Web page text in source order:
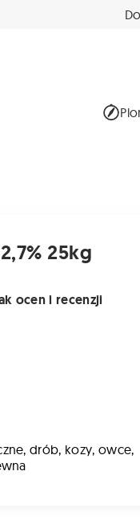
25kg
ocen i recenzji
drób, kozy, owce,